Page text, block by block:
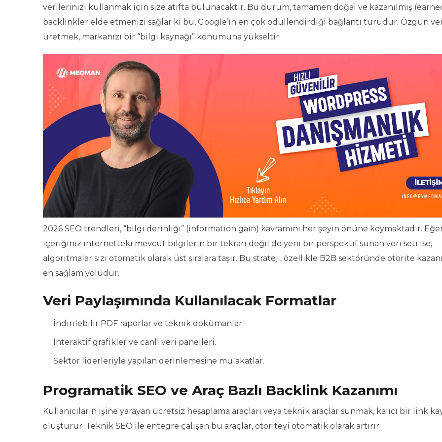
verilerinizi kullanmak için size atıfta bulunacaktır. Bu durum, tamamen doğal ve kazanılmış
backlinkler elde etmenizi sağlar ki bu, Google’ın en çok ödüllendirdiği bağlantı türüdür. Özgün
üretmek, markanızı bir “bilgi kaynağı” konumuna yükseltir.
2026 SEO trendleri, “bilgi derinliği” (information gain) kavramını her şeyin önüne koymaktadır.
içeriğiniz internetteki mevcut bilgilerin bir tekrarı değil de yeni bir perspektif sunan veri seti ise,
algoritmalar sizi otomatik olarak üst sıralara taşır. Bu strateji, özellikle B2B sektöründe otorite
en sağlam yoludur.
Veri Paylaşımında Kullanılacak Formatlar
İndirilebilir PDF raporlar ve teknik dokümanlar.
İnteraktif grafikler ve canlı veri panelleri.
Sektör liderleriyle yapılan derinlemesine mülakatlar.
Programatik SEO ve Araç Bazlı Backlink Kazanımı
Kullanıcıların işine yarayan ücretsiz hesaplama araçları veya teknik araçlar sunmak, kalıcı bir link
oluşturur. Teknik SEO ile entegre çalışan bu araçlar, otoriteyi otomatik olarak artırır.